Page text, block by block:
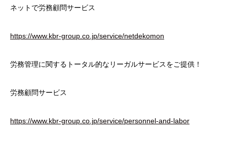
ネットで労務顧問サービス
https://www.kbr-group.co.jp/service/netdekomon
労務管理に関するトータル的なリーガルサービスをご提供！
労務顧問サービス
https://www.kbr-group.co.jp/service/personnel-and-labor